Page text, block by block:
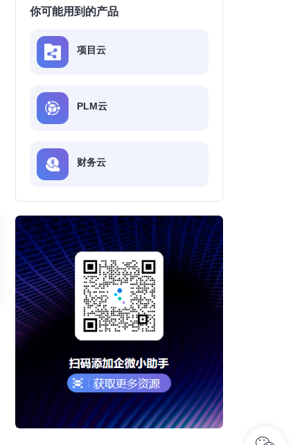
你可能用到的产品
项目云
PLM云
财务云